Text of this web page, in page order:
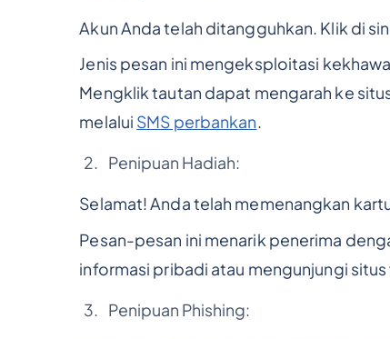
Akun Anda telah ditangguhkan. Klik di
Jenis pesan ini mengeksploitasi
Mengklik tautan dapat mengarah ke
melalui SMS perbankan.
Penipuan Hadiah:
Selamat! Anda telah memenangkan
Pesan-pesan ini menarik penerima
informasi pribadi atau mengunjungi
Penipuan Phishing: